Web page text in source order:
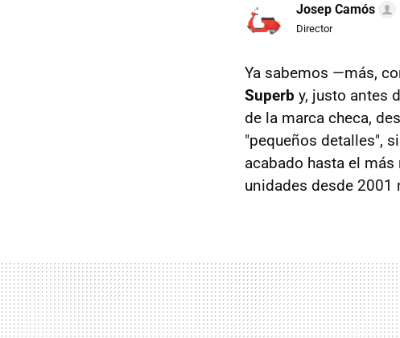
Josep Camós
Director
Ya sabemos —más,
Superb y, justo antes
de la marca checa,
"pequeños detalles",
acabado hasta el
unidades desde